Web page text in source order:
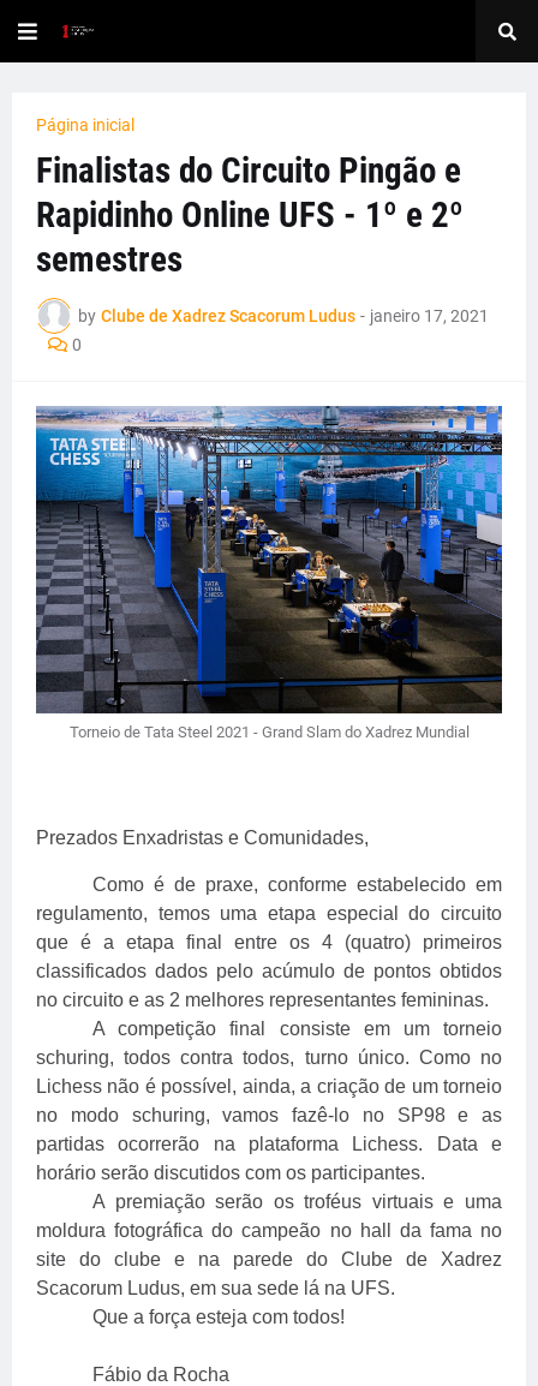
Página inicial
Finalistas do Circuito Pingão e
Rapidinho Online UFS - 1º e 2º
semestres
by Clube de Xadrez Scacorum Ludus - janeiro 17, 2021
0
Torneio de Tata Steel 2021 - Grand Slam do Xadrez Mundial
Prezados Enxadristas e Comunidades,
Como é de praxe, conforme estabelecido em
regulamento, temos uma etapa especial do circuito
que é a etapa final entre os 4 (quatro) primeiros
classificados dados pelo acúmulo de pontos obtidos
no circuito e as 2 melhores representantes femininas.
A competição final consiste em um torneio
schuring, todos contra todos, turno único. Como no
Lichess não é possível, ainda, a criação de um torneio
no modo schuring, vamos fazê-lo no SP98 e as
partidas ocorrerão na plataforma Lichess. Data e
horário serão discutidos com os participantes.
A premiação serão os troféus virtuais e uma
moldura fotográfica do campeão no hall da fama no
site do clube e na parede do Clube de Xadrez
Scacorum Ludus, em sua sede lá na UFS.
Que a força esteja com todos!
Fábio da Rocha